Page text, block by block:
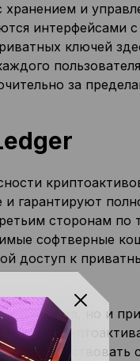
хранением и
интерфейсами
ключей
за
гарантируют
сторонам по
софтверные
доступ к
кошелька, но и